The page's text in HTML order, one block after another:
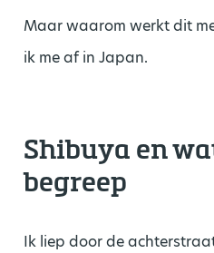
Maar waarom werkt dit
ik me af in Japan.
Shibuya en
begreep
Ik liep door de